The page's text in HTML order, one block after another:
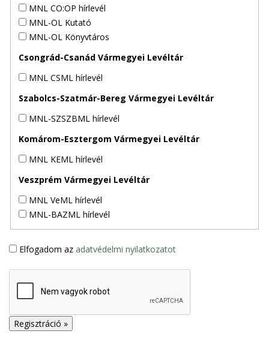
MNL CO:OP hírlevél
MNL-OL Kutató
MNL-OL Könyvtáros
Csongrád-Csanád Vármegyei Levéltár
MNL CSML hírlevél
Szabolcs-Szatmár-Bereg Vármegyei Levéltár
MNL-SZSZBML hírlevél
Komárom-Esztergom Vármegyei Levéltár
MNL KEML hírlevél
Veszprém Vármegyei Levéltár
MNL VeML hírlevél
MNL-BAZML hírlevél
Elfogadom az adatvédelmi nyilatkozatot